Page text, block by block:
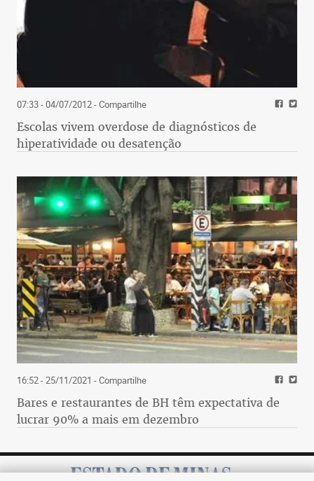
07:33 - 04/07/2012- Compartilhe
Escolas vivem overdose de diagnósticos de
hiperatividade ou desatenção
16:52 - 25/11/2021 - Compartilhe
Bares e restaurantes de BH têm expectativa de
lucrar 90% a mais em dezembro